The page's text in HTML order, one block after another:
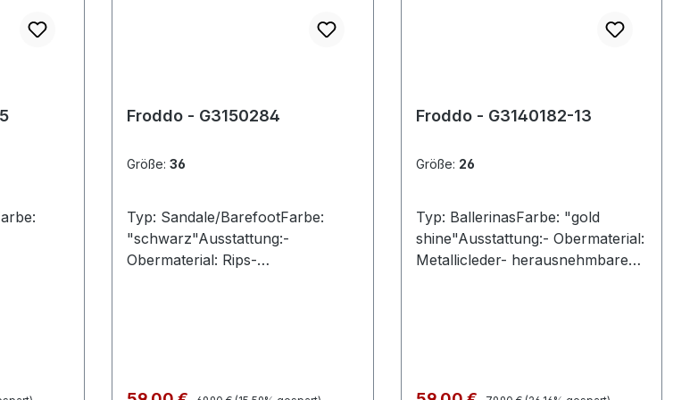
Froddo - G3150284
Größe: 36
Typ: Sandale/BarefootFarbe:
"schwarz"Ausstattung:-
Obermaterial: Rips-
Regulärer Preis:
Froddo - G3140182-13
Größe: 26
Typ: BallerinasFarbe: "gold
shine"Ausstattung:- Obermaterial:
Metallicleder- herausnehmbares
Regulärer Preis: